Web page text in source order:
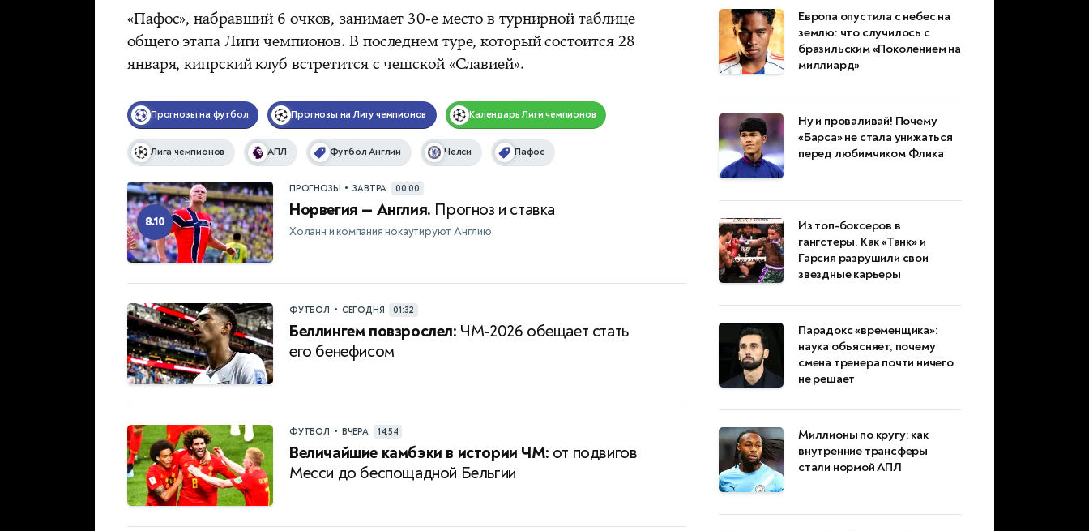
«Пафос», набравший 6 очков, занимает 30-е место в турнирной таблице
общего этапа Лиги чемпионов. В последнем туре, который состоится 28
января, кипрский клуб встретится с чешской «Славией».
Прогнозы на футбол Прогнозы на Лигу чемпионов КалендарьЛиги чемпионов
Лига чемпионов АПЛ Футбол Англии Челси Пафос
8.10
ПРОГНОЗЫ • ЗАВТРА 00:00
Норвегия — Англия. Прогноз и ставка
Холанн и компания нокаутируют Англию
ФУТБОЛ • СЕГОДНЯ 01:32
Беллингем повзрослел: ЧМ-2026 обещает стать
его бенефисом
ФУТБОЛ • ВЧЕРА 14:54
Величайшие камбэки в истории ЧМ: от подвигов
Месси до беспощадной Бельгии
Европа опустила с небес на
землю: что случилось с
бразильским «Поколением на
миллиард»
Ну и проваливай! Почему
«Барса» не стала унижаться
перед любимчиком Флика
Из топ-боксеров в
гангстеры. Как «Танк» и
Гарсия разрушили свои
звездные карьеры
Парадокс «временщика»:
наука объясняет, почему
смена тренера почти ничего
не решает
Миллионы по кругу: как
внутренние трансферы
стали нормой АПЛ